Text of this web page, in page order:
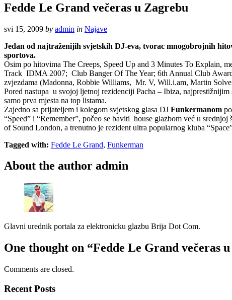
Fedde Le Grand večeras u Zagrebu
svi 15, 2009 by admin in Najave
Jedan od najtraženijih svjetskih DJ-eva, tvorac mnogobrojnih
sportova.
Osim po hitovima The Creeps, Speed Up and 3 Minutes To Explain,
Track IDMA 2007; Club Banger Of The Year; 6th Annual Club
zvjezdama (Madonna, Robbie Williams, Mr. V, Will.i.am, Martin
Pored nastupa u svojoj ljetnoj rezidenciji Pacha – Ibiza,
samo prva mjesta na top listama.
Zajedno sa prijateljem i kolegom svjetskog glasa DJ Funkermanom
“Speed” i “Remember”, počeo se baviti house glazbom već u
of Sound London, a trenutno je rezident ultra popularnog kluba
Tagged with: Fedde Le Grand, Funkerman
About the author admin
Glavni urednik portala za elektronicku glazbu Brija Dot Com.
One thought on “Fedde Le Grand večeras
Comments are closed.
Recent Posts